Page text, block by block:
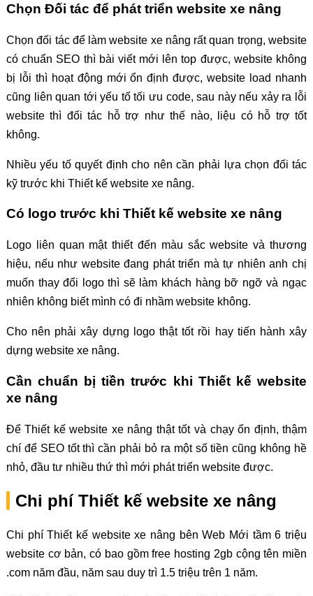
Chọn Đối tác để phát triển website xe nâng
Chọn đối tác để làm website xe nâng rất quan trọng, website
có chuẩn SEO thì bài viết mới lên top được, website không
bị lỗi thì hoạt động mới ổn định được, website load nhanh
cũng liên quan tới yếu tố tối ưu code, sau này nếu xảy ra lỗi
website thì đối tác hỗ trợ như thế nào, liệu có hỗ trợ tốt
không.
Nhiều yếu tố quyết định cho nên cần phải lựa chọn đối tác
kỹ trước khi Thiết kế website xe nâng.
Có logo trước khi Thiết kế website xe nâng
Logo liên quan mật thiết đến màu sắc website và thương
hiệu, nếu như website đang phát triển mà tự nhiên anh chị
muốn thay đổi logo thì sẽ làm khách hàng bỡ ngỡ và ngạc
nhiên không biết mình có đi nhầm website không.
Cho nên phải xây dựng logo thật tốt rồi hay tiến hành xây
dựng website xe nâng.
Cần chuẩn bị tiền trước khi Thiết kế website
xe nâng
Để Thiết kế website xe nâng thật tốt và chạy ổn định, thậm
chí để SEO tốt thì cần phải bỏ ra một số tiền cũng không hề
nhỏ, đầu tư nhiều thứ thì mới phát triển website được.
Chi phí Thiết kế website xe nâng
Chi phí Thiết kế website xe nâng bên Web Mới tầm 6 triệu
website cơ bản, có bao gồm free hosting 2gb cộng tên miền
.com năm đầu, năm sau duy trì 1.5 triệu trên 1 năm.